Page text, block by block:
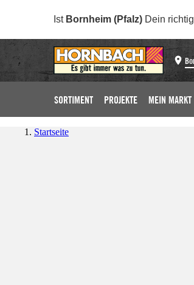
Ist Bornheim (Pfalz) Dein
SORTIMENT PROJEKTE MEIN MARKT
Startseite